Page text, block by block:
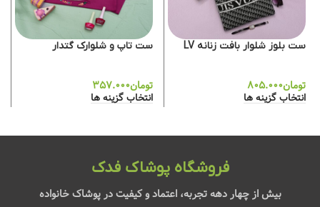
ست بلوز شلوار بافت زنانه LV
تومان۸۰۵.۰۰۰
انتخاب گزینه ها
ست تاپ و شلوارک گتدار
تومان۳۵۷.۰۰۰
انتخاب گزینه ها
فروشگاه پوشاک فدک
بیش از چهار دهه تجربه، اعتماد و کیفیت در پوشاک خانواده